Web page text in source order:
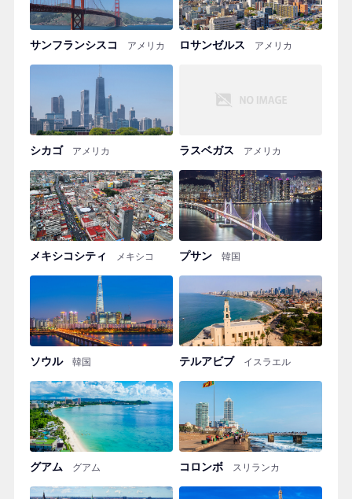
サンフランシスコ アメリカ ロサンゼルス アメリカ
シカゴ アメリカ ラスベガス アメリカ
メキシコシティ メキシコ プサン 韓国
ソウル 韓国 テルアビブ イスラエル
グアム グアム コロンボ スリランカ